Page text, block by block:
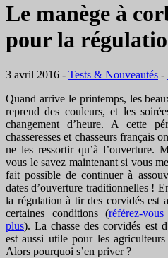
Le manège à
pour la
3 avril 2016 - Tests & Nouveautés -
Quand arrive le printemps, les
reprend des couleurs, et les
changement d’heure. A cette
chasseresses et chasseurs français
ne les ressortir qu’à l’ouverture.
vous le savez maintenant si vous
fait possible de continuer à
dates d’ouverture traditionnelles !
la régulation à tir des corvidés est
certaines conditions (référez-
plus). La chasse des corvidés est
est aussi utile pour les
Alors pourquoi s’en priver ?